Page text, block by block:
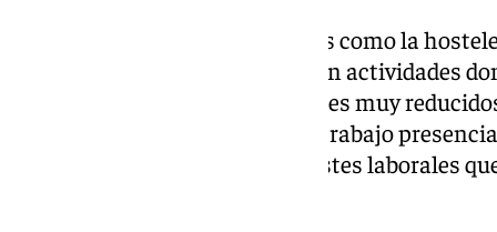
Algo parecido ocurre en sectores como la
o la logística de última milla. Son actividades
autónomos operan con márgenes muy
y una enorme dependencia del trabajo
viabilidad ha descansado en costes laborales